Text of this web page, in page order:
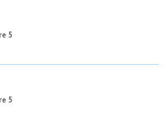
5
5